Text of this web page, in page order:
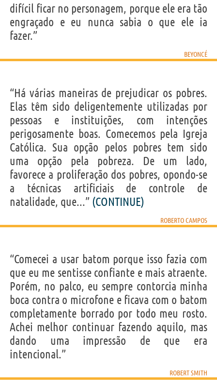
difícil ficar no personagem, porque ele era tão
engraçado e eu nunca sabia o que ele ia
fazer.”
BEYONCÉ
“Há várias maneiras de prejudicar os pobres.
Elas têm sido deligentemente utilizadas por
pessoas e instituições, com intenções
perigosamente boas. Comecemos pela Igreja
Católica. Sua opção pelos pobres tem sido
uma opção pela pobreza. De um lado,
favorece a proliferação dos pobres, opondo-se
a técnicas artificiais de controle de
natalidade, que...” (CONTINUE)
ROBERTO CAMPOS
“Comecei a usar batom porque isso fazia com
que eu me sentisse confiante e mais atraente.
Porém, no palco, eu sempre contorcia minha
boca contra o microfone e ficava com o batom
completamente borrado por todo meu rosto.
Achei melhor continuar fazendo aquilo, mas
dando uma impressão de que era
intencional.”
ROBERT SMITH